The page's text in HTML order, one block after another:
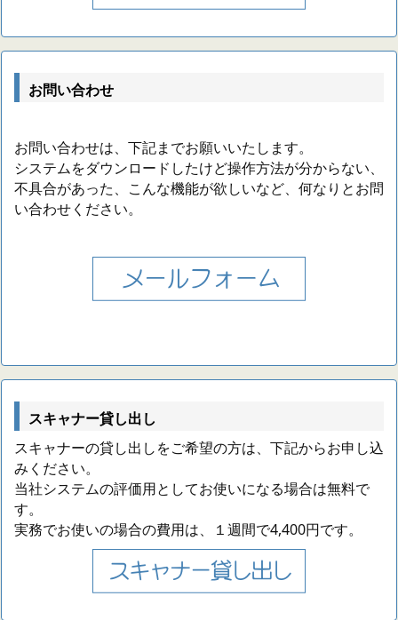
お問い合わせ
お問い合わせは、下記までお願いいたします。
システムをダウンロードしたけど操作方法が分からない、
不具合があった、こんな機能が欲しいなど、何なりとお問
い合わせください。
スキャナー貸し出し
スキャナーの貸し出しをご希望の方は、下記からお申し込
みください。
当社システムの評価用としてお使いになる場合は無料で
す。
実務でお使いの場合の費用は、１週間で4,400円です。